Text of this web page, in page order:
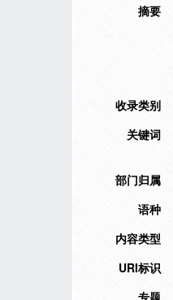
摘要
收录类别
关键词
部门归属
语种
内容类型
URI标识
专题